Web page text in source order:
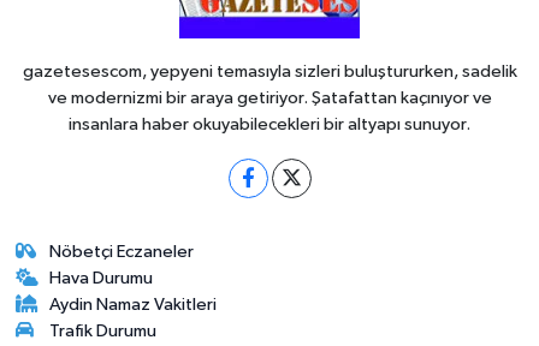
gazetesescom, yepyeni temasıyla sizleri buluştururken, sadelik
ve modernizmi bir araya getiriyor. Şatafattan kaçınıyor ve
insanlara haber okuyabilecekleri bir altyapı sunuyor.
Nöbetçi Eczaneler
Hava Durumu
Aydin Namaz Vakitleri
Trafik Durumu